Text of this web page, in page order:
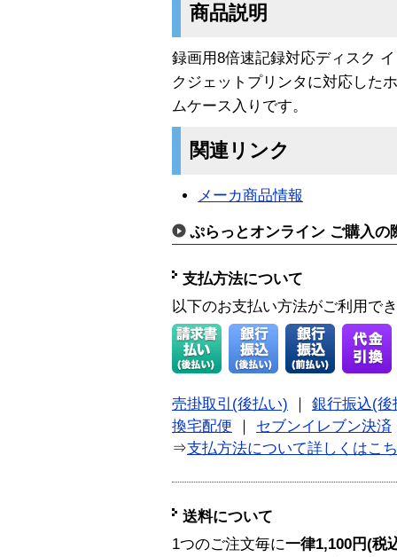
商品説明
録画用8倍速記録対応ディスク
クジェットプリンタに対応した
ムケース入りです。
関連リンク
メーカ商品情報
ぷらっとオンライン ご購入の
支払方法について
以下のお支払い方法がご利用で
売掛取引(後払い)
銀行振込(後
換宅配便
セブンイレブン決済
⇒支払方法について詳しくはこ
送料について
1つのご注文毎に一律1,100円(税